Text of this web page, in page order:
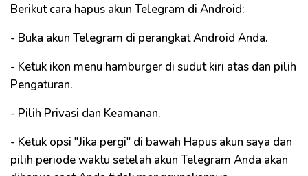
Berikut cara hapus akun Telegram di Android:
- Buka akun Telegram di perangkat Android Anda.
- Ketuk ikon menu hamburger di sudut kiri atas dan pilih
Pengaturan.
- Pilih Privasi dan Keamanan.
- Ketuk opsi "Jika pergi" di bawah Hapus akun saya dan
pilih periode waktu setelah akun Telegram Anda akan